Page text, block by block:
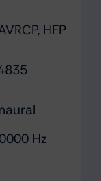
HFP
Hz